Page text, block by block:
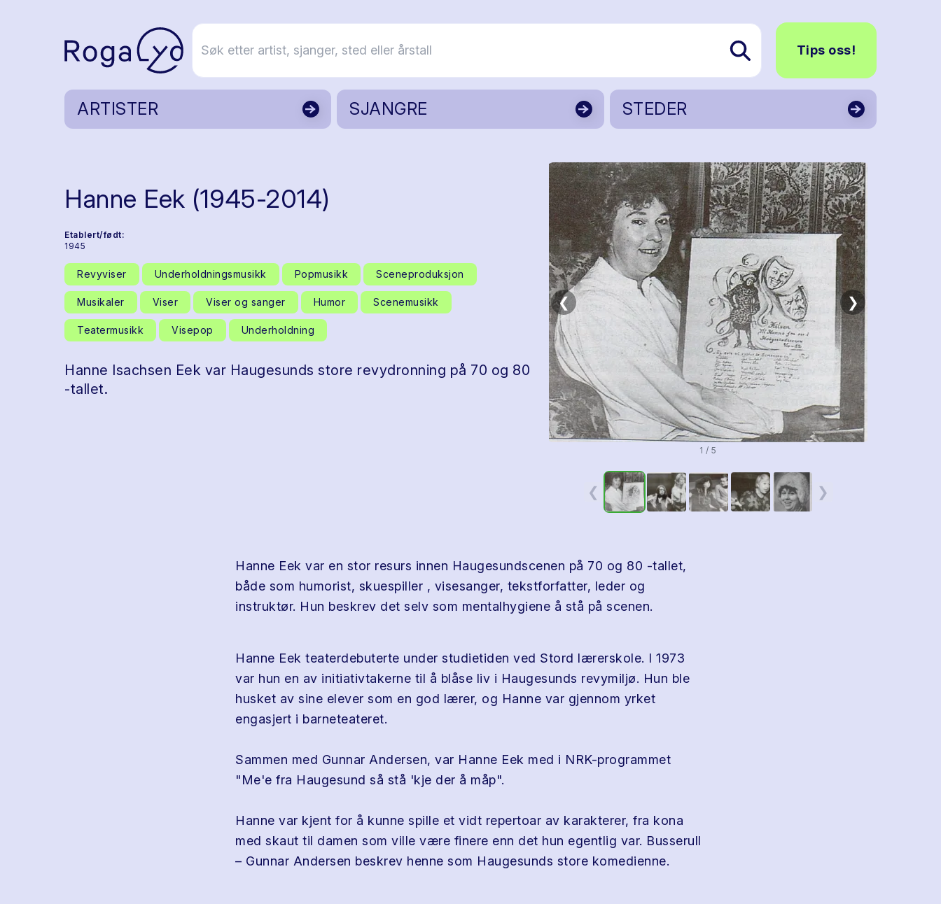
Tips oss!
ARTISTER SJANGRE STEDER
Hanne Eek (1945-2014)
Etablert/født:
1945
Revyviser Underholdningsmusikk Popmusikk Sceneproduksjon
Musikaler Viser Viser og sanger Humor Scenemusikk
Teatermusikk Visepop Underholdning
Hanne Isachsen Eek var Haugesunds store revydronning på 70 og 80
-tallet.
❮ ❯
1 / 5
❮ ❯
Hanne Eek var en stor resurs innen Haugesundscenen på 70 og 80 -tallet,
både som humorist, skuespiller , visesanger, tekstforfatter, leder og
instruktør. Hun beskrev det selv som mentalhygiene å stå på scenen.
Hanne Eek teaterdebuterte under studietiden ved Stord lærerskole. I 1973
var hun en av initiativtakerne til å blåse liv i Haugesunds revymiljø. Hun ble
husket av sine elever som en god lærer, og Hanne var gjennom yrket
engasjert i barneteateret.
Sammen med Gunnar Andersen, var Hanne Eek med i NRK-programmet
"Me'e fra Haugesund så stå 'kje der å måp".
Hanne var kjent for å kunne spille et vidt repertoar av karakterer, fra kona
med skaut til damen som ville være finere enn det hun egentlig var. Busserull
– Gunnar Andersen beskrev henne som Haugesunds store komedienne.